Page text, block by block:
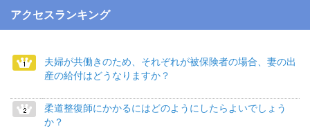
アクセスランキング
夫婦が共働きのため、それぞれが被保険者の場合、妻の出
産の給付はどうなりますか？
柔道整復師にかかるにはどのようにしたらよいでしょう
か？